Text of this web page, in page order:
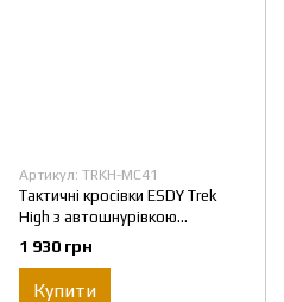
Артикул: TRKH-MC41
Тактичні кросівки ESDY Trek
High з автошнурівкою
(Мультикам)
1 930 грн
Купити